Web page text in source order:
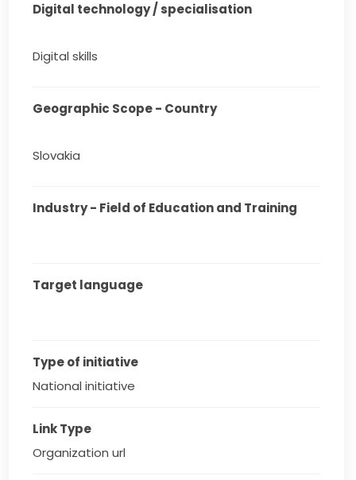
Digital technology / specialisation
Digital skills
Geographic Scope - Country
Slovakia
Industry - Field of Education and Training
Target language
Type of initiative
National initiative
Link Type
Organization url